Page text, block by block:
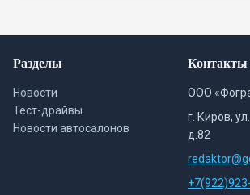
Разделы
Новости
Тест-драйвы
Новости автосалонов
Контакты
ООО
г. Киров,
д.82